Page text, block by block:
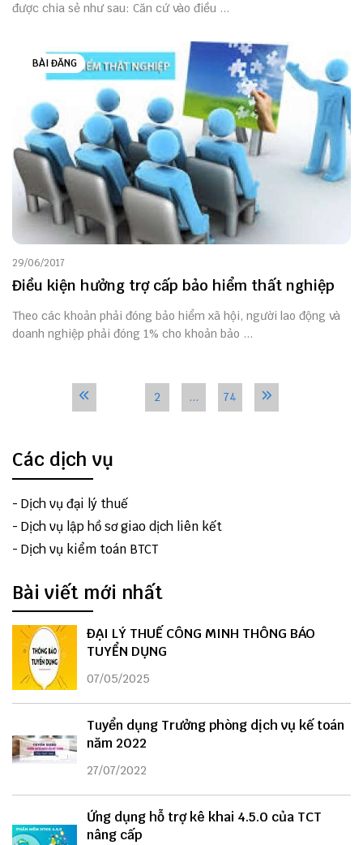
được chia sẻ như sau: Căn cứ vào điều ...
BÀI ĐĂNG
29/06/2017
Điều kiện hưởng trợ cấp bảo hiểm thất nghiệp
Theo các khoản phải đóng bảo hiểm xã hội, người lao động và
doanh nghiệp phải đóng 1% cho khoản bảo ...
2 ... 74
Các dịch vụ
- Dịch vụ đại lý thuế
- Dịch vụ lập hồ sơ giao dịch liên kết
- Dịch vụ kiểm toán BTCT
Bài viết mới nhất
ĐẠI LÝ THUẾ CÔNG MINH THÔNG BÁO
TUYỂN DỤNG
07/05/2025
Tuyển dụng Trưởng phòng dịch vụ kế toán
năm 2022
27/07/2022
Ứng dụng hỗ trợ kê khai 4.5.0 của TCT
nâng cấp